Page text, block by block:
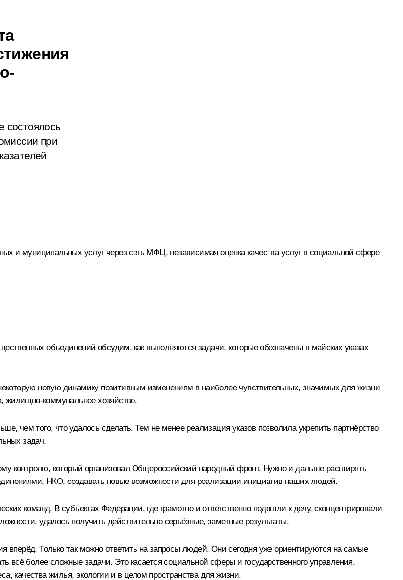
состоялось
при
и муниципальных услуг через сеть МФЦ, независимая оценка качества услуг в социальной сфере
объединений обсудим, как выполняются задачи, которые обозначены в майских указах
новую динамику позитивным изменениям в наиболее чувствительных, значимых для жизни
жилищно-коммунальное хозяйство.
чем того, что удалось сделать. Тем не менее реализация указов позволила укрепить партнёрство
задач.
контролю, который организовал Общероссийский народный фронт. Нужно и дальше расширять
НКО, создавать новые возможности для реализации инициатив наших людей.
команд. В субъектах Федерации, где грамотно и ответственно подошли к делу, сконцентрировали
удалось получить действительно серьёзные, заметные результаты.
вперёд. Только так можно ответить на запросы людей. Они сегодня уже ориентируются на самые
всё более сложные задачи. Это касается социальной сферы и государственного управления,
качества жилья, экологии и в целом пространства для жизни.